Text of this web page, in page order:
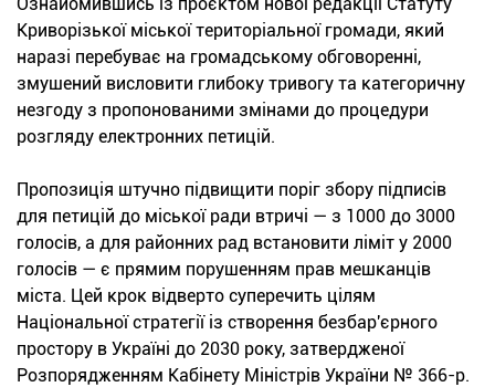
Криворізької міської територіальної громади, який
наразі перебуває на громадському обговоренні,
змушений висловити глибоку тривогу та категоричну
незгоду з пропонованими змінами до процедури
розгляду електронних петицій.
Пропозиція штучно підвищити поріг збору підписів
для петицій до міської ради втричі — з 1000 до 3000
голосів, а для районних рад встановити ліміт у 2000
голосів — є прямим порушенням прав мешканців
міста. Цей крок відверто суперечить цілям
Національної стратегії із створення безбар'єрного
простору в Україні до 2030 року, затвердженої
Розпорядженням Кабінету Міністрів України № 366-р.